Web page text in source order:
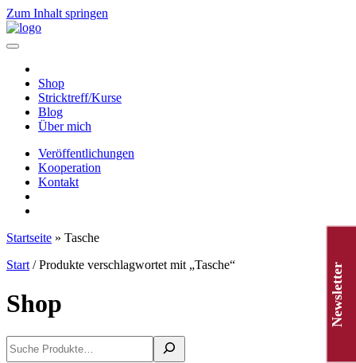
Zum Inhalt springen
Hauptnavigation
Shop
Stricktreff/Kurse
Blog
Über mich
Veröffentlichungen
Kooperation
Kontakt
Startseite » Tasche
Start / Produkte verschlagwortet mit „Tasche“
Shop
Suchen
Newsletter